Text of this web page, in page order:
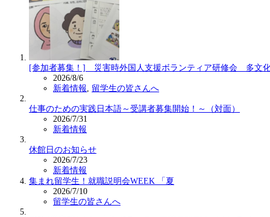
[参加者募集！] 災害時外国人支援ボランティア研修会 多文
2026/8/6
新着情報, 留学生の皆さんへ
仕事のための実践日本語～受講者募集開始！～（対面）
2026/7/31
新着情報
休館日のお知らせ
2026/7/23
新着情報
集まれ留学生！就職説明会WEEK 「夏
2026/7/10
留学生の皆さんへ